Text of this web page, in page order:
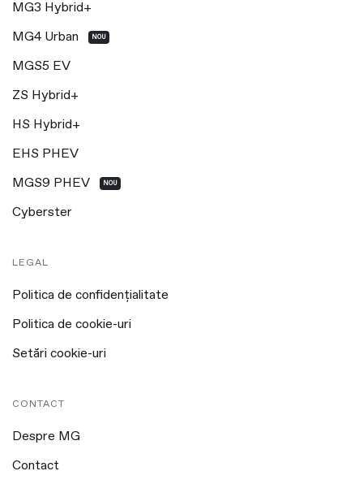
MG3 Hybrid+
MG4 Urban NOU
MGS5 EV
ZS Hybrid+
HS Hybrid+
EHS PHEV
MGS9 PHEV NOU
Cyberster
LEGAL
Politica de confidențialitate
Politica de cookie-uri
Setări cookie-uri
CONTACT
Despre MG
Contact